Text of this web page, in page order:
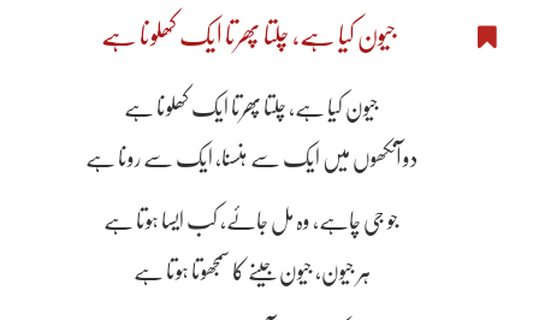
جیون کیا ہے، چلتا پھرتا ایک کھلونا ہے
جیون کیا ہے، چلتا پھرتا ایک کھلونا ہے
دو آنکھوں میں ایک سے ہنسنا، ایک سے رونا ہے
جو جی چاہے، وہ مل جائے، کب ایسا ہوتا ہے
ہر جیون، جیون جینے کا سمجھوتا ہوتا ہے